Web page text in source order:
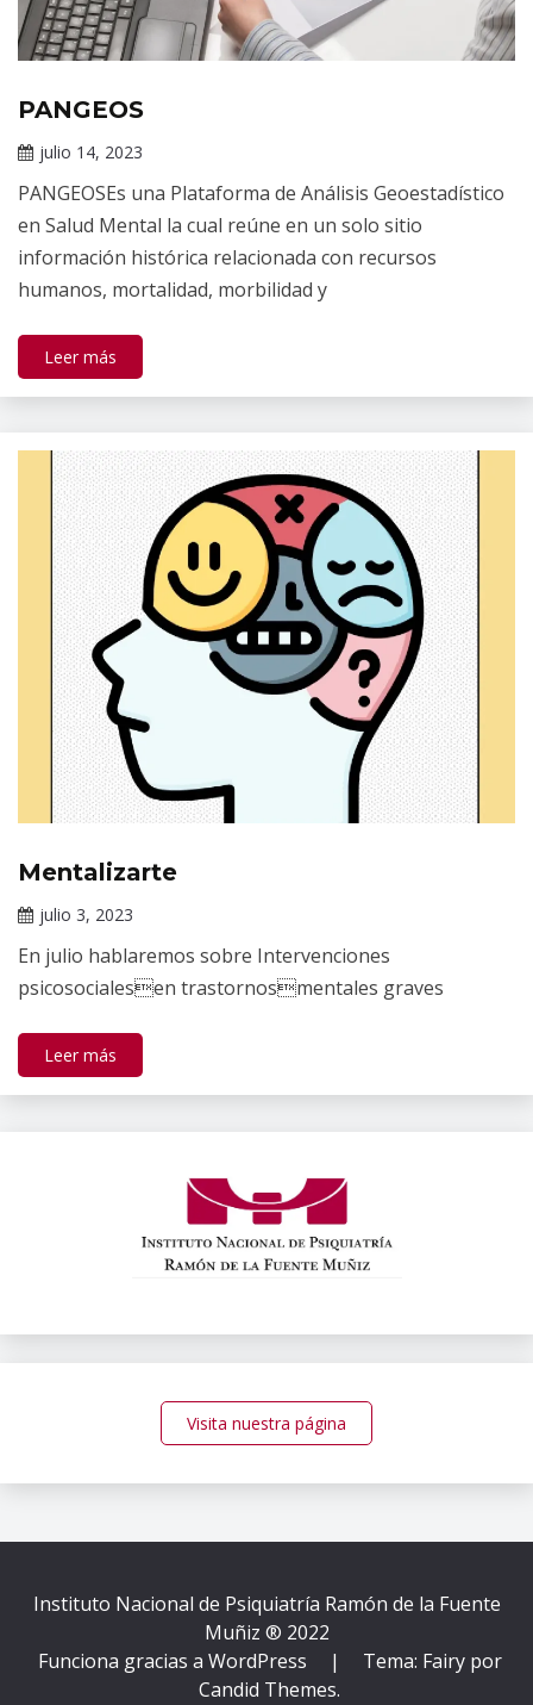
Información
PANGEOS
julio 14, 2023
Ramírez
PANGEOSEs una Plataforma de Análisis Geoestadístico
en Salud Mental la cual reúne en un solo sitio
información histórica relacionada con recursos
humanos, mortalidad, morbilidad y
Leer más
Información
Mentalizarte
julio 3, 2023
Gallardo
En julio hablaremos sobre Intervenciones
psicosocialesen trastornosmentales graves
Leer más
Visita nuestra página
Instituto Nacional de Psiquiatría Ramón de la Fuente
Muñiz ® 2022
Funciona gracias a WordPress
|
Tema: Fairy por
Candid Themes.